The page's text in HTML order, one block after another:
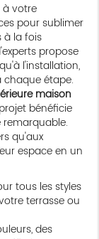
à votre
pour sublimer
à la fois
propose
l'installation,
étape.
maison
bénéficie
qu'aux
espace en un
tous les styles
terrasse ou
des